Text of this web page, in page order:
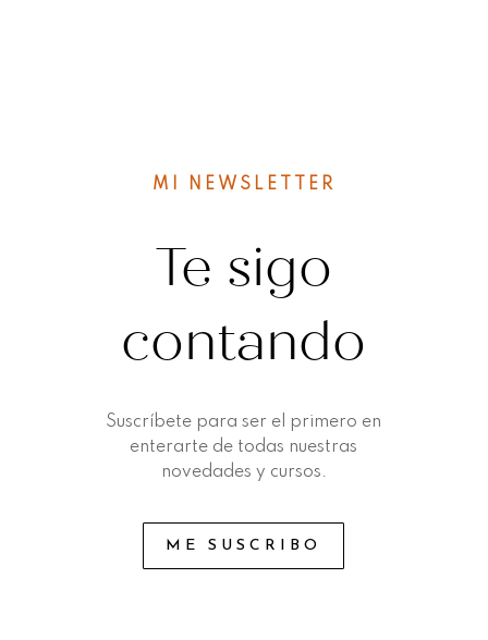
MI NEWSLETTER
Te sigo
contando
Suscríbete para ser el primero en
enterarte de todas nuestras
novedades y cursos.
ME SUSCRIBO